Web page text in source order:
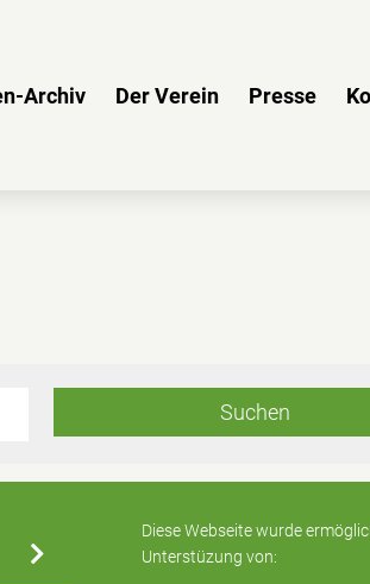
Archiv Der Verein Presse
Diese Webseite wurde
Unterstüzung von: